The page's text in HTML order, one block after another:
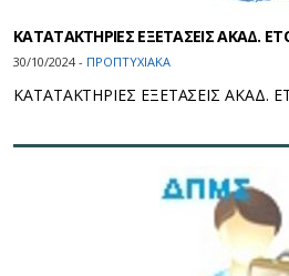
ΚΑΤΑΤΑΚΤΗΡΙΕΣ ΕΞΕΤΑΣΕΙΣ ΑΚΑΔ.
30/10/2024 - ΠΡΟΠΤΥΧΙΑΚΑ
ΚΑΤΑΤΑΚΤΗΡΙΕΣ ΕΞΕΤΑΣΕΙΣ ΑΚΑΔ.